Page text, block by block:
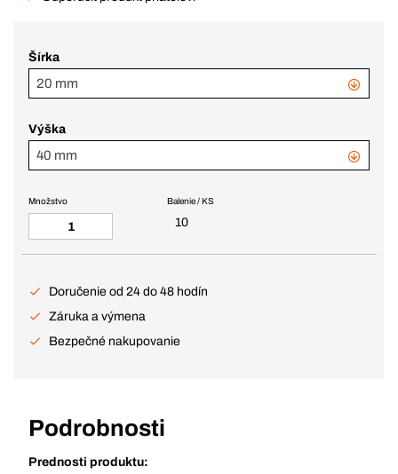
Šírka
20 mm
Výška
40 mm
Balenie / KS
10
Množstvo
Doručenie od 24 do 48 hodín
Záruka a výmena
Bezpečné nakupovanie
Podrobnosti
Prednosti produktu: